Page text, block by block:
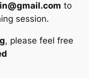
to
session.
, please feel free